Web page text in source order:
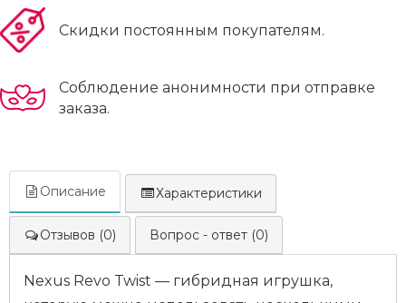
Скидки постоянным покупателям.
Соблюдение анонимности при отправке
заказа.
Описание Характеристики
Отзывов (0) Вопрос - ответ (0)
Nexus Revo Twist — гибридная игрушка,